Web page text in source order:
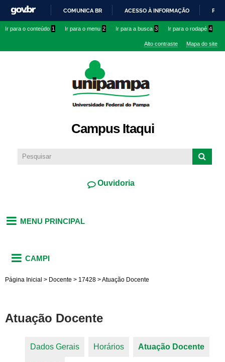
conteúdo
IR
O
COMUNICA BR ACESSO À INFORMAÇÃO
Ir para o conteúdo 1 Ir para o menu 2 Ir para a busca 3 Ir para o rodapé 4
Alto contraste Mapa do site
Campus Itaqui
Ouvidoria
MENU PRINCIPAL
CAMPI
Página Inicial > Docente > 17428 >Atuação Docente
Atuação Docente
Dados Gerais Horários Atuação Docente